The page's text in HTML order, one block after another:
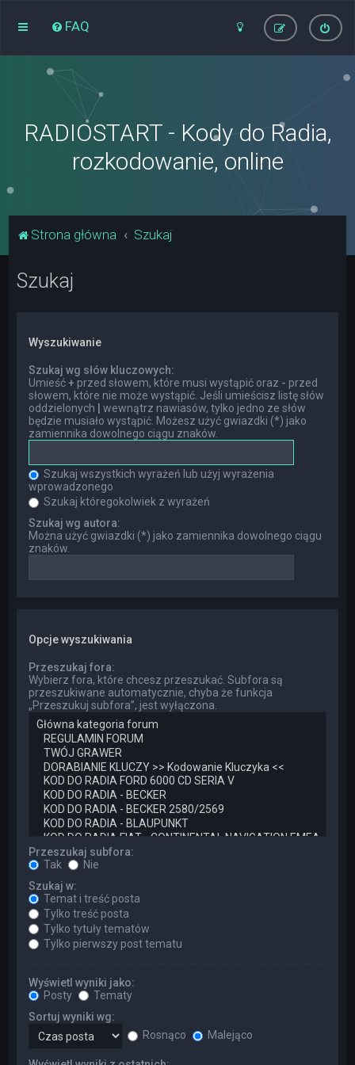
FAQ
RADIOSTART - Kody do Radia,
rozkodowanie, online
Strona główna Szukaj
Szukaj
Wyszukiwanie
Szukaj wg słów kluczowych:
Umieść+ przed słowem, które musi wystąpić oraz - przed
słowem, które nie może wystąpić. Jeśli umieścisz listę słów
oddzielonych
wewnątrz nawiasów, tylko jedno ze słów
będzie musiało wystąpić. Możesz użyć gwiazdki (*) jako
zamiennika dowolnego ciągu znaków.
Szukaj wszystkich wyrażeń lub użyj wyrażenia
wprowadzonego
Szukaj któregokolwiek z wyrażeń
Szukaj wg autora:
Można użyć gwiazdki (*) jako zamiennika dowolnego ciągu
znaków.
Opcje wyszukiwania
Przeszukaj fora:
Wybierz fora, które chcesz przeszukać. Subfora są
przeszukiwane automatycznie, chyba że funkcja
„Przeszukuj subfora”, jest wyłączona.
Przeszukaj subfora:
Tak
Nie
Szukaj w:
Temat i treść posta
Tylko treść posta
Tylko tytuły tematów
Tylko pierwszy post tematu
Wyświetl wyniki jako:
Posty
Tematy
Sortuj wyniki wg:
Rosnąco
Malejąco